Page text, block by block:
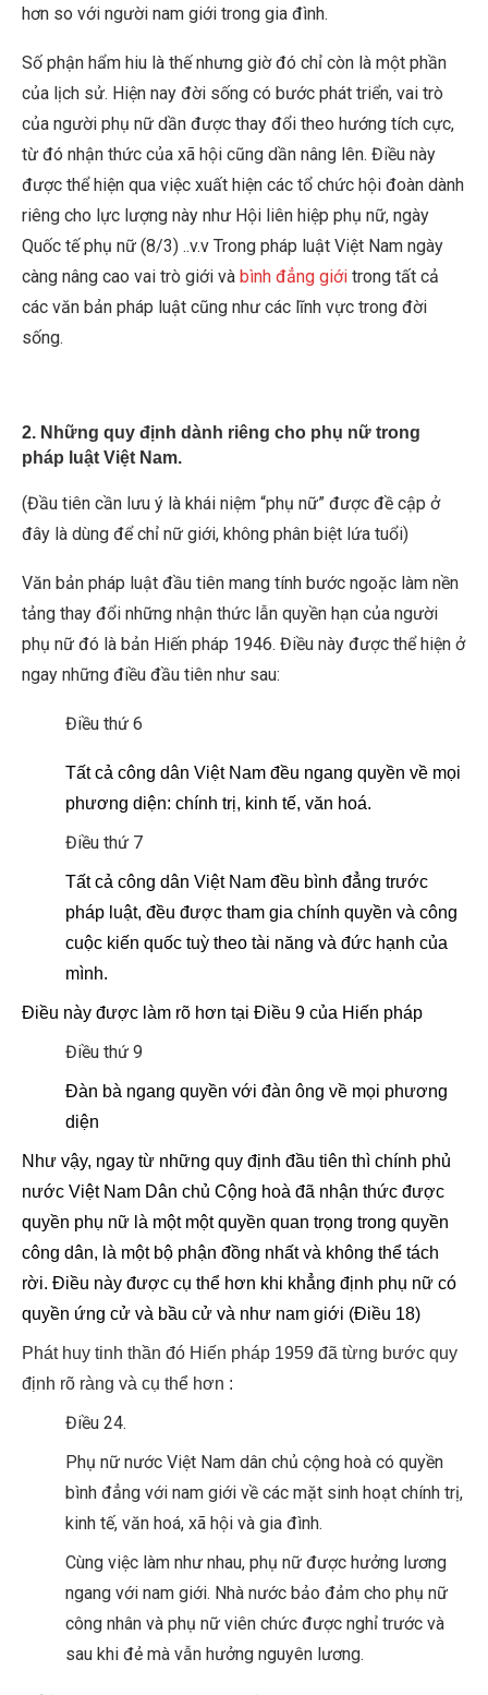
hơn so với người nam giới trong gia đình.
Số phận hẩm hiu là thế nhưng giờ đó chỉ còn là một phần
của lịch sử. Hiện nay đời sống có bước phát triển, vai trò
của người phụ nữ dần được thay đổi theo hướng tích cực,
từ đó nhận thức của xã hội cũng dần nâng lên. Điều này
được thể hiện qua việc xuất hiện các tổ chức hội đoàn dành
riêng cho lực lượng này như Hội liên hiệp phụ nữ, ngày
Quốc tế phụ nữ (8/3) ..v.v Trong pháp luật Việt Nam ngày
càng nâng cao vai trò giới và bình đẳng giới trong tất cả
các văn bản pháp luật cũng như các lĩnh vực trong đời
sống.
2. Những quy định dành riêng cho phụ nữ trong
pháp luật Việt Nam.
(Đầu tiên cần lưu ý là khái niệm “phụ nữ” được đề cập ở
đây là dùng để chỉ nữ giới, không phân biệt lứa tuổi)
Văn bản pháp luật đầu tiên mang tính bước ngoặc làm nền
tảng thay đổi những nhận thức lẫn quyền hạn của người
phụ nữ đó là bản Hiến pháp 1946. Điều này được thể hiện ở
ngay những điều đầu tiên như sau:
Điều thứ 6
Tất cả công dân Việt Nam đều ngang quyền về mọi
phương diện: chính trị, kinh tế, văn hoá.
Điều thứ 7
Tất cả công dân Việt Nam đều bình đẳng trước
pháp luật, đều được tham gia chính quyền và công
cuộc kiến quốc tuỳ theo tài năng và đức hạnh của
mình.
Điều này được làm rõ hơn tại Điều 9 của Hiến pháp
Điều thứ 9
Đàn bà ngang quyền với đàn ông về mọi phương
diện
Như vậy, ngay từ những quy định đầu tiên thì chính phủ
nước Việt Nam Dân chủ Cộng hoà đã nhận thức được
quyền phụ nữ là một một quyền quan trọng trong quyền
công dân, là một bộ phận đồng nhất và không thể tách
rời. Điều này được cụ thể hơn khi khẳng định phụ nữ có
quyền ứng cử và bầu cử và như nam giới (Điều 18)
Phát huy tinh thần đó Hiến pháp 1959 đã từng bước quy
định rõ ràng và cụ thể hơn :
Điều 24.
Phụ nữ nước Việt Nam dân chủ cộng hoà có quyền
bình đẳng với nam giới về các mặt sinh hoạt chính trị,
kinh tế, văn hoá, xã hội và gia đình.
Cùng việc làm như nhau, phụ nữ được hưởng lương
ngang với nam giới. Nhà nước bảo đảm cho phụ nữ
công nhân và phụ nữ viên chức được nghỉ trước và
sau khi đẻ mà vẫn hưởng nguyên lương.